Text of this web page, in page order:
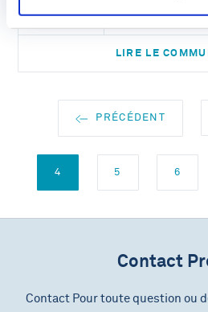
16:30 E.S.T.
LIRE LE
PRÉCÉDENT
4 5 6
Contact
Contact Pour toute question ou